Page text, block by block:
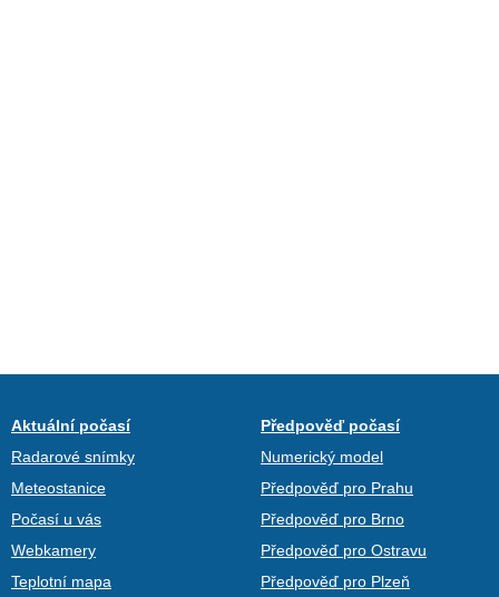
Aktuální počasí
Radarové snímky
Meteostanice
Počasí u vás
Webkamery
Teplotní mapa
Předpověď počasí
Numerický model
Předpověď pro Prahu
Předpověď pro Brno
Předpověď pro Ostravu
Předpověď pro Plzeň